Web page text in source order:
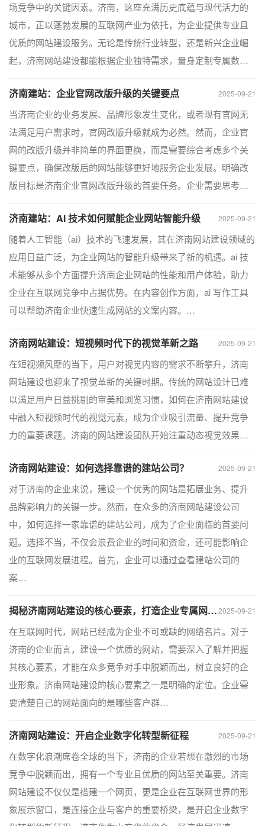
场竞争中的关键因素。济南，这座充满历史底蕴与现代活力的
城市，正以蓬勃发展的互联网产业为依托，为企业提供专业且
优质的网站建设服务。无论是传统行业转型，还是新兴企业崛
起，济南网站建设都能根据企业独特需求，量身定制专属数…
2025-09-21
济南建站：企业官网改版升级的关键要点
当济南企业的业务发展、品牌形象发生变化，或者现有官网无
法满足用户需求时，官网改版升级就成为必然。然而，企业官
网的改版升级并非简单的界面更换，而是需要综合考虑多个关
键要点，确保改版后的网站能够更好地服务企业发展。明确改
版目标是济南企业官网改版升级的首要任务。企业需要思考…
2025-09-21
济南建站：AI 技术如何赋能企业网站智能升级
随着人工智能（ai）技术的飞速发展，其在济南网站建设领域的
应用日益广泛，为企业网站的智能升级带来了新的机遇。ai 技
术能够从多个方面提升济南企业网站的性能和用户体验，助力
企业在互联网竞争中占据优势。在内容创作方面，ai 写作工具
可以帮助济南企业快速生成网站的文案内容。…
2025-09-21
济南网站建设：短视频时代下的视觉革新之路​
在短视频风靡的当下，用户对视觉内容的需求不断攀升，济南
网站建设也迎来了视觉革新的关键时期。传统的网站设计已难
以满足用户日益挑剔的审美和浏览习惯，如何在济南网站建设
中融入短视频时代的视觉元素，成为企业吸引流量、提升竞争
力的重要课题。济南的网站建设团队开始注重动态视觉效果…
2025-09-21
济南网站建设：如何选择靠谱的建站公司？
对于济南的企业来说，建设一个优秀的网站是拓展业务、提升
品牌影响力的关键一步。然而，在众多的济南网站建设公司
中，如何选择一家靠谱的建站公司，成为了企业面临的首要问
题。选择不当，不仅会浪费企业的时间和资金，还可能影响企
业的互联网发展进程。首先，企业可以通过查看建站公司的
案…
2025-09-21
揭秘济南网站建设的核心要素，打造企业专属网络名片
在互联网时代，网站已经成为企业不可或缺的网络名片。对于
济南的企业而言，建设一个优质的网站，需要深入了解并把握
其核心要素，才能在众多竞争对手中脱颖而出，树立良好的企
业形象。济南网站建设的核心要素之一是明确的定位。企业需
要清楚自己的网站面向的是哪些客户群…
2025-09-21
济南网站建设：开启企业数字化转型新征程
在数字化浪潮席卷全球的当下，济南的企业若想在激烈的市场
竞争中脱颖而出，拥有一个专业且优质的网站至关重要。济南
网站建设不仅仅是搭建一个网页，更是企业在互联网世界的形
象展示窗口，是连接企业与客户的重要桥梁，是开启企业数字